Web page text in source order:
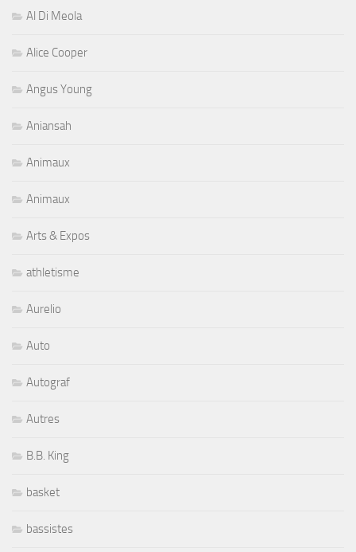
Al Di Meola
Alice Cooper
Angus Young
Aniansah
Animaux
Animaux
Arts & Expos
athletisme
Aurelio
Auto
Autograf
Autres
B.B. King
basket
bassistes